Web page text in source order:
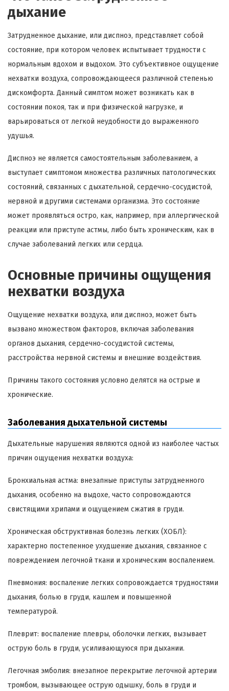
дыхание
Затрудненное дыхание, или диспноэ, представляет собой
состояние, при котором человек испытывает трудности с
нормальным вдохом и выдохом. Это субъективное ощущение
нехватки воздуха, сопровождающееся различной степенью
дискомфорта. Данный симптом может возникать как в
состоянии покоя, так и при физической нагрузке, и
варьироваться от легкой неудобности до выраженного
удушья.
Диспноэ не является самостоятельным заболеванием, а
выступает симптомом множества различных патологических
состояний, связанных с дыхательной, сердечно-сосудистой,
нервной и другими системами организма. Это состояние
может проявляться остро, как, например, при аллергической
реакции или приступе астмы, либо быть хроническим, как в
случае заболеваний легких или сердца.
Основные причины ощущения
нехватки воздуха
Ощущение нехватки воздуха, или диспноэ, может быть
вызвано множеством факторов, включая заболевания
органов дыхания, сердечно-сосудистой системы,
расстройства нервной системы и внешние воздействия.
Причины такого состояния условно делятся на острые и
хронические.
Заболевания дыхательной системы
Дыхательные нарушения являются одной из наиболее частых
причин ощущения нехватки воздуха:
Бронхиальная астма: внезапные приступы затрудненного
дыхания, особенно на выдохе, часто сопровождаются
свистящими хрипами и ощущением сжатия в груди.
Хроническая обструктивная болезнь легких (ХОБЛ):
характерно постепенное ухудшение дыхания, связанное с
повреждением легочной ткани и хроническим воспалением.
Пневмония: воспаление легких сопровождается трудностями
дыхания, болью в груди, кашлем и повышенной
температурой.
Плеврит: воспаление плевры, оболочки легких, вызывает
острую боль в груди, усиливающуюся при дыхании.
Легочная эмболия: внезапное перекрытие легочной артерии
тромбом, вызывающее острую одышку, боль в груди и